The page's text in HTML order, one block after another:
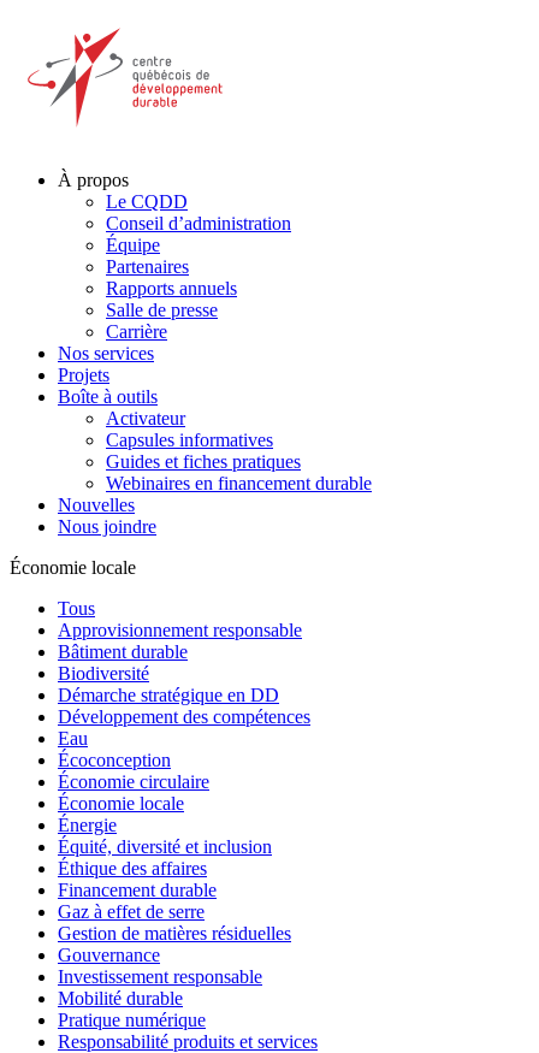
À propos
Le CQDD
Conseil d’administration
Équipe
Partenaires
Rapports annuels
Salle de presse
Carrière
Nos services
Projets
Boîte à outils
Activateur
Capsules informatives
Guides et fiches pratiques
Webinaires en financement durable
Nouvelles
Nous joindre
Économie locale
Tous
Approvisionnement responsable
Bâtiment durable
Biodiversité
Démarche stratégique en DD
Développement des compétences
Eau
Écoconception
Économie circulaire
Économie locale
Énergie
Équité, diversité et inclusion
Éthique des affaires
Financement durable
Gaz à effet de serre
Gestion de matières résiduelles
Gouvernance
Investissement responsable
Mobilité durable
Pratique numérique
Responsabilité produits et services